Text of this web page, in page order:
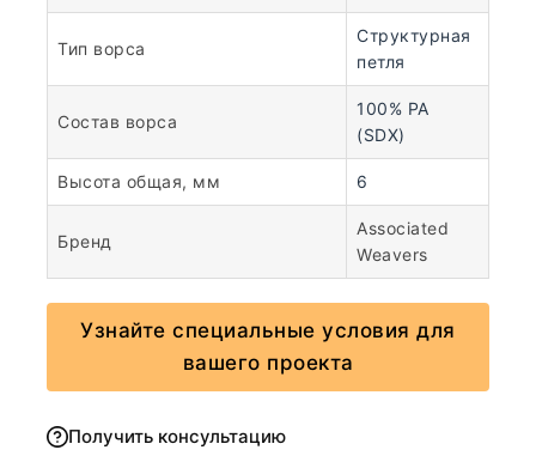
Тип ворса
Структурная
петля
Состав ворса
100% PA
(SDX)
Высота общая, мм 6
Бренд
Associated
Weavers
Узнайте специальные условия для
вашего проекта
Получить консультацию